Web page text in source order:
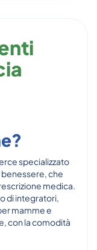
specializzato
benessere, che
medica.
di integratori,
mamme e
con la comodità